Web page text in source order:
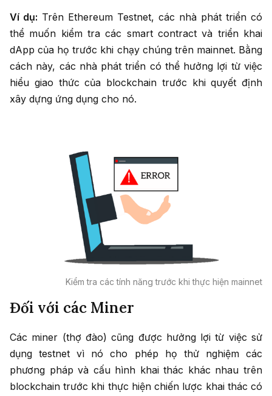
Ví dụ: Trên Ethereum Testnet, các nhà phát triển có
thể muốn kiểm tra các smart contract và triển khai
dApp của họ trước khi chạy chúng trên mainnet. Bằng
cách này, các nhà phát triển có thể hưởng lợi từ việc
hiểu giao thức của blockchain trước khi quyết định
xây dựng ứng dụng cho nó.
Kiểm tra các tính năng trước khi thực hiện mainnet
Đối với các Miner
Các miner (thợ đào) cũng được hưởng lợi từ việc sử
dụng testnet vì nó cho phép họ thử nghiệm các
phương pháp và cấu hình khai thác khác nhau trên
blockchain trước khi thực hiện chiến lược khai thác có